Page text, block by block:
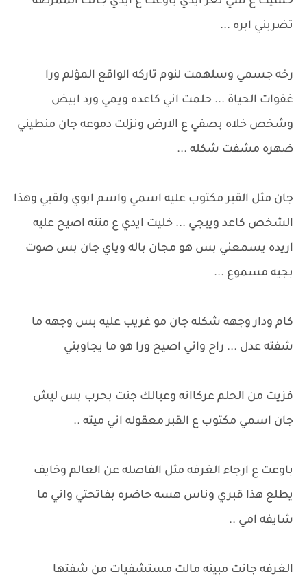
تضربني ابره ...
رخه جسمي وسلهمت لنوم تاركه الواقع المؤلم ورا
غفوات الحياة ... حلمت اني كاعده ويمي ورد ابيض
وشخص خلاه بصفي ع الارض ونزلت دموعه جان منطيني
ضهره مشفت شكله ...
جان مثل القبر مكتوب عليه اسمي واسم ابوي ولقبي وهذا
الشخص كاعد ويبجي ... خليت ايدي ع متنه اصيح عليه
اريده يسمعني بس هو مجان باله وياي جان بس صوت
بجيه مسموع ...
كام ودار وجهه شكله جان مو غريب عليه بس وجهه ما
شفته عدل ... راح واني اصيح ورا هو ما يجاوبني
فزيت من الحلم عركاانه وعبالك جنت بحرب بس ليش
جان اسمي مكتوب ع القبر معقوله اني ميته ..
باوعت ع ارجاء الغرفه مثل الفاصله عن العالم وخايف
يطلع هذا قبري وناس هسه حاضره بفاتحتي واني ما
شايفه امي ..
الغرفه جانت مبينه مالت مستشفيات من شفتها